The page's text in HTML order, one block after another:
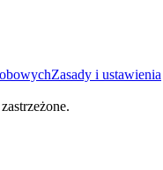
Zasady i ustawienia